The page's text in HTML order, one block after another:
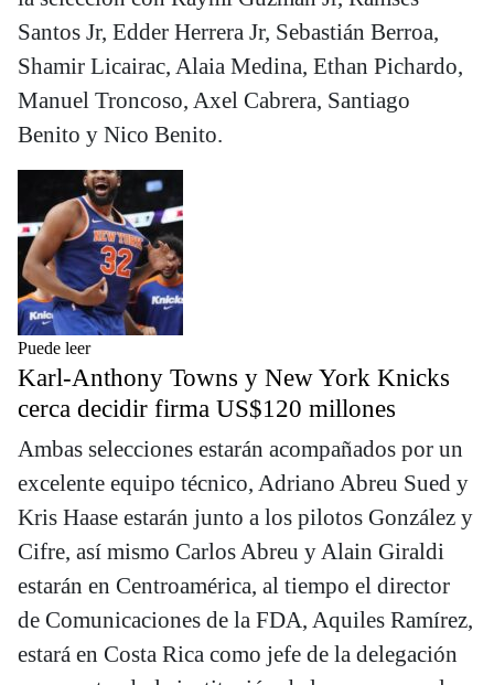
Santos Jr, Edder Herrera Jr, Sebastián Berroa,
Shamir Licairac, Alaia Medina, Ethan Pichardo,
Manuel Troncoso, Axel Cabrera, Santiago
Benito y Nico Benito.
Puede leer
Karl-Anthony Towns y New York Knicks
cerca decidir firma US$120 millones
Ambas selecciones estarán acompañados por un
excelente equipo técnico, Adriano Abreu Sued y
Kris Haase estarán junto a los pilotos González y
Cifre, así mismo Carlos Abreu y Alain Giraldi
estarán en Centroamérica, al tiempo el director
de Comunicaciones de la FDA, Aquiles Ramírez,
estará en Costa Rica como jefe de la delegación